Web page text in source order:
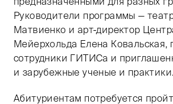
Руководители программы —
Матвиенко и арт-директор
Мейерхольда Елена Ковальская,
сотрудники ГИТИСа и
и зарубежные ученые и практики.
Абитуриентам потребуется